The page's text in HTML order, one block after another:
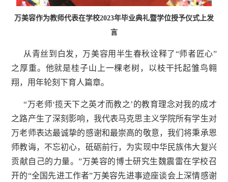
万美容作为教师代表在学校2023年毕业典礼暨学位授予仪式上发
言
从青丝到白发，万美容用半生春秋诠释了“师者匠心”
之厚重。他就是桂子山上一棵老树，以枝干托起雏鸟翱
翔，用年轮刻下育人篇章。
“万老师‘揽天下之英才而教之’的教育理念对我的成才
之路产生了深刻影响，我代表马克思主义学院所有学生对
万老师表达最诚挚的感谢和最崇高的敬意，我们将秉承恩
师教诲，不忘初心，砥砺前行，为实现中华民族伟大复兴
贡献自己的力量。”万美容的博士研究生魏震雷在学校召
开的“全国先进工作者”万美容先进事迹座谈会上深情感谢